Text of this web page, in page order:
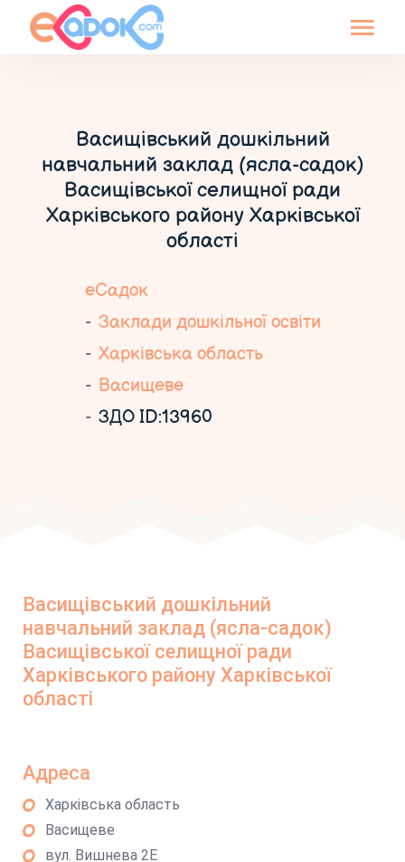
Васищівський дошкільний
навчальний заклад (ясла-садок)
Васищівської селищної ради
Харківського району Харківської
області
еСадок
Заклади дошкільної освіти
Харківська область
Васищеве
ЗДО ID:13960
Васищівський дошкільний
навчальний заклад (ясла-садок)
Васищівської селищної ради
Харківського району Харківської
області
Адреса
Харківська область
Васищеве
вул. Вишнева 2Е